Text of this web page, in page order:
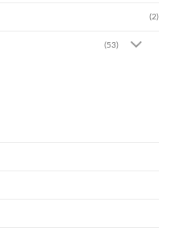
(2)
(53)